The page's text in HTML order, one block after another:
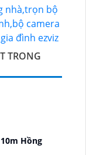
TRONG
Hồng